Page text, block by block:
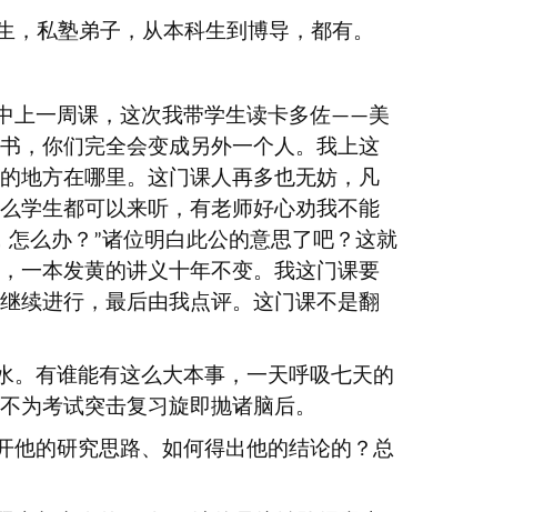
，私塾弟子，从本科生到博导，都有。
上一周课，这次我带学生读卡多佐——美
，你们完全会变成另外一个人。我上这
地方在哪里。这门课人再多也无妨，凡
学生都可以来听，有老师好心劝我不能
么办？ ”诸位明白此公的意思了吧？这就
一本发黄的讲义十年不变。我这门课要
续进行，最后由我点评。这门课不是翻
。有谁能有这么大本事，一天呼吸七天的
为考试突击复习旋即抛诸脑后。
的研究思路、如何得出他的结论的？总